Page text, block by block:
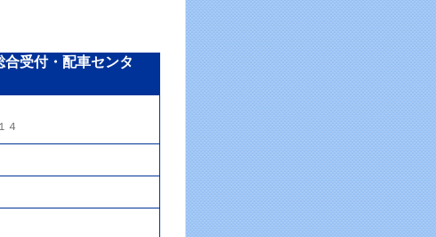
受付・配車センタ
４